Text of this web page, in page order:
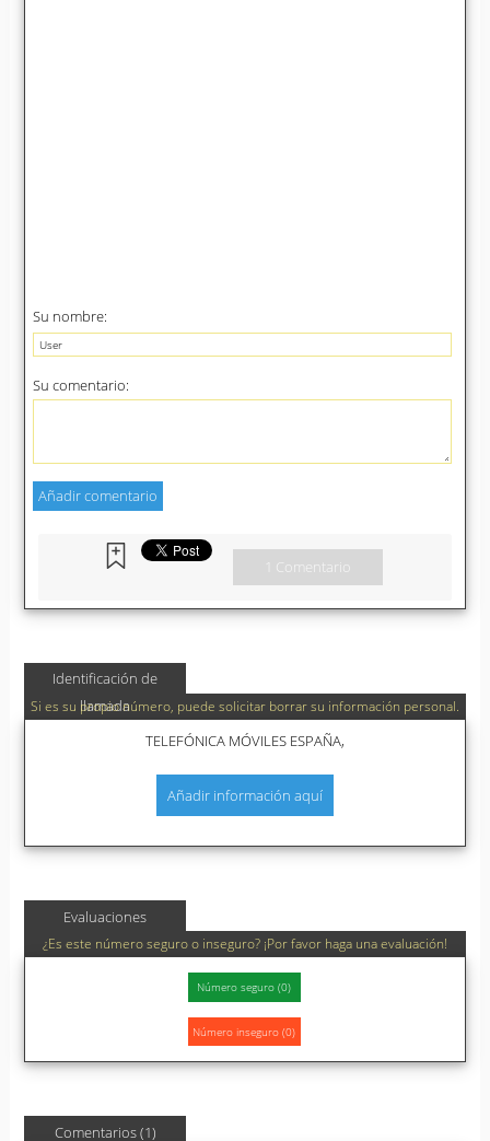
Su nombre:
Su comentario:
1 Comentario
Identificación de
llamada
Si es su propio número, puede solicitar borrar su información personal.
TELEFÓNICA MÓVILES ESPAÑA,
Añadir información aquí
Evaluaciones
¿Es este número seguro o inseguro? ¡Por favor haga una evaluación!
Comentarios (1)